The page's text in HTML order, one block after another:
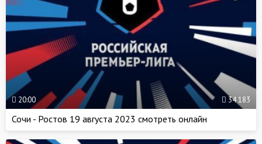
Сочи - Ростов 19 августа 2023 смотреть онлайн
34 183
20:00